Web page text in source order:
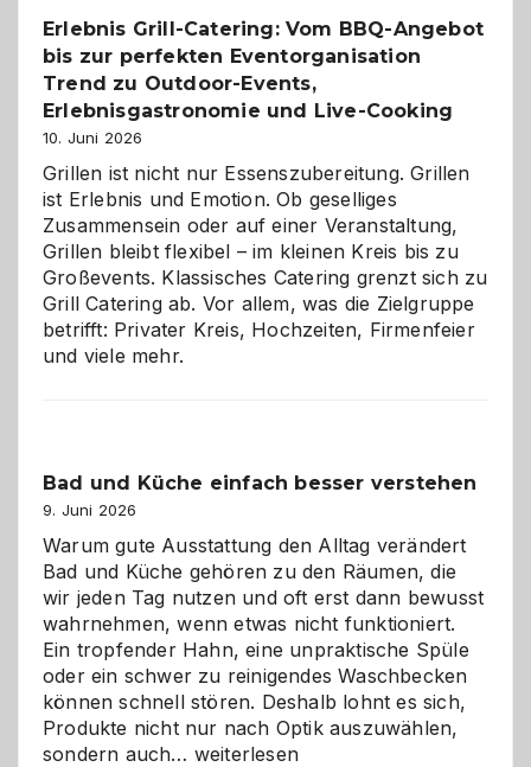
Erlebnis Grill-Catering: Vom BBQ-Angebot
bis zur perfekten Eventorganisation
Trend zu Outdoor-Events,
Erlebnisgastronomie und Live-Cooking
10. Juni 2026
Grillen ist nicht nur Essenszubereitung. Grillen
ist Erlebnis und Emotion. Ob geselliges
Zusammensein oder auf einer Veranstaltung,
Grillen bleibt flexibel – im kleinen Kreis bis zu
Großevents. Klassisches Catering grenzt sich zu
Grill Catering ab. Vor allem, was die Zielgruppe
betrifft: Privater Kreis, Hochzeiten, Firmenfeier
und viele mehr.
Bad und Küche einfach besser verstehen
9. Juni 2026
Warum gute Ausstattung den Alltag verändert
Bad und Küche gehören zu den Räumen, die
wir jeden Tag nutzen und oft erst dann bewusst
wahrnehmen, wenn etwas nicht funktioniert.
Ein tropfender Hahn, eine unpraktische Spüle
oder ein schwer zu reinigendes Waschbecken
können schnell stören. Deshalb lohnt es sich,
Produkte nicht nur nach Optik auszuwählen,
sondern auch… Bad
weiterlesen